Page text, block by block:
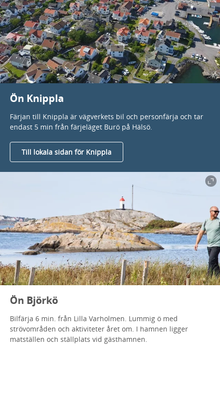
Ön Knippla
Färjan till Knippla är vägverkets bil och personfärja och tar
endast 5 min från färjeläget Burö på Hälsö.
Till lokala sidan för Knippla
Ön Björkö
Bilfärja 6 min. från Lilla Varholmen. Lummig ö med
strövområden och aktiviteter året om. I hamnen ligger
matställen och ställplats vid gästhamnen.